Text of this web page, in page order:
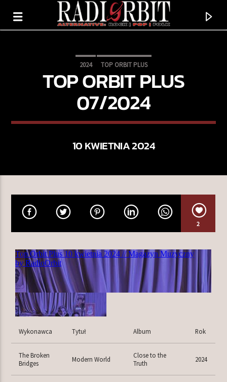
EVERGREEN
YOUNG THE GIANT
TERAZ W RAMÓWCE
LIGHT ORBIT
06:00 12:00
INDIE ORBIT
12:00
2024 TOP ORBIT PLUS
TOP ORBIT PLUS
07/2024
10 KWIETNIA 2024
2
Wykonawca Tytuł Album Rok
The Broken
Bridges
Modern World
Close to the
Truth
2024